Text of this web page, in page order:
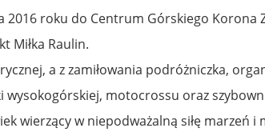
2016 roku do Centrum Górskiego Korona
Miłka Raulin.
a z zamiłowania podróżniczka,
wysokogórskiej, motocrossu oraz
wierzący w niepodważalną siłę marzeń i